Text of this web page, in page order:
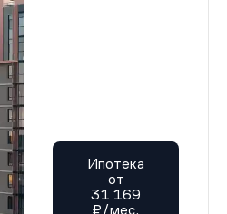
Ипотека
от
31 169
₽/мес.